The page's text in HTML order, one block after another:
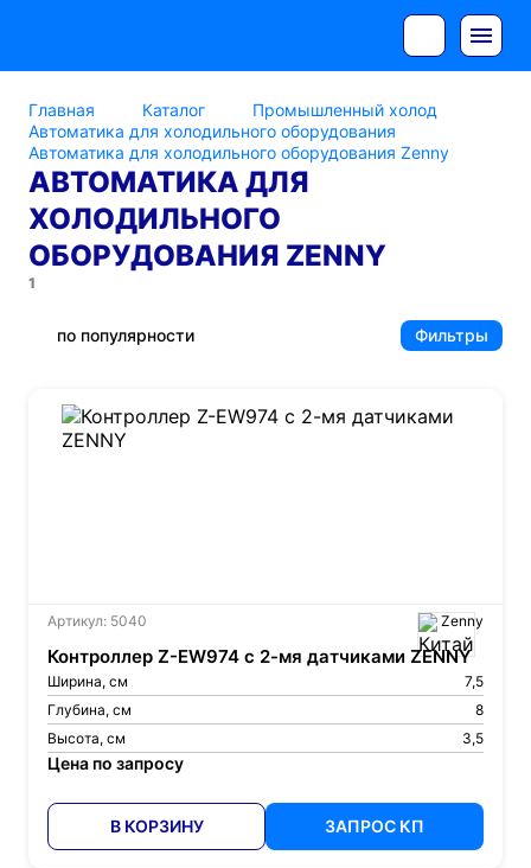
Главная Каталог
Промышленный холод
Автоматика для холодильного оборудования
Автоматика для холодильного оборудования Zenny
АВТОМАТИКА ДЛЯ
ХОЛОДИЛЬНОГО
ОБОРУДОВАНИЯ ZENNY
1
по популярности Фильтры
Артикул: 5040 Zenny
Контроллер Z-EW974 с 2-мя датчиками ZENNY
Ширина, см
7,5
Глубина, см
8
Высота, см
3,5
Цена по запросу
В КОРЗИНУ ЗАПРОС КП